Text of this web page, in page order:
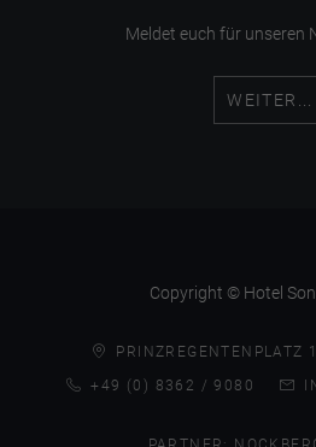
Meldet euch für unseren
WEITER...
Copyright © Hotel
PRINZREGENTENPLATZ
+49 (0) 8362 / 9080